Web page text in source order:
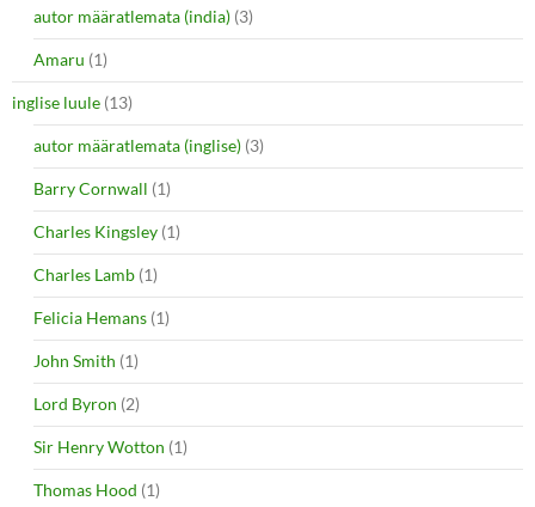
autor määratlemata (india) (3)
Amaru (1)
inglise luule (13)
autor määratlemata (inglise) (3)
Barry Cornwall (1)
Charles Kingsley (1)
Charles Lamb (1)
Felicia Hemans (1)
John Smith (1)
Lord Byron (2)
Sir Henry Wotton (1)
Thomas Hood (1)